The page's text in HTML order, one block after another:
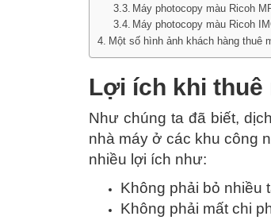
Máy photocopy màu Ricoh
Máy photocopy màu Ricoh
Một số hình ảnh khách hàng thuê
Lợi ích khi thuê
Như chúng ta đã biết,
nhà máy ở các khu công
nhiều lợi ích như:
Không phải bỏ nhiều
Không phải mất chi